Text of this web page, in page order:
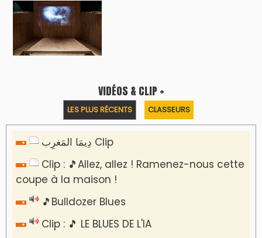
VIDÉOS & CLIP +
LES PLUS RÉCENTS CLASSEURS
دِيمَا المَغرِب Clip
Clip : 🎵Allez, allez ! Ramenez-nous cette
coupe à la maison !
🎵Bulldozer Blues
Clip : 🎵 LE BLUES DE L'IA